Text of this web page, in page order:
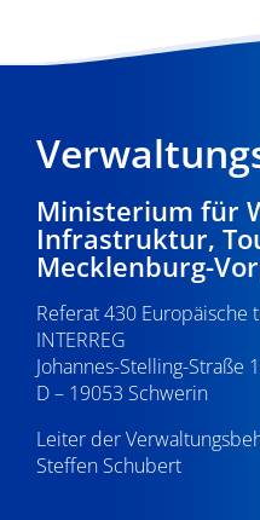
Ministerium für
Infrastruktur,
Mecklenburg-
Referat 430
INTERREG
Johannes-Stelling-Straße
D – 19053 Schwerin
Leiter der
Steffen Schubert